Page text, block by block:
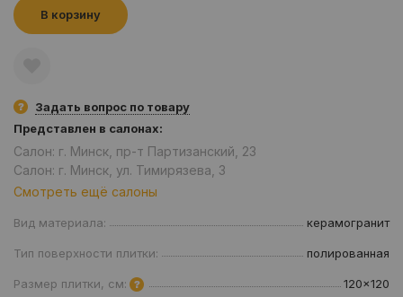
В корзину
Задать вопрос по товару
Представлен в салонах:
Салон: г. Минск, пр-т Партизанский, 23
Салон: г. Минск, ул. Тимирязева, 3
Смотреть ещё салоны
Вид материала: керамогранит
Тип поверхности плитки: полированная
Размер плитки, см: 120x120